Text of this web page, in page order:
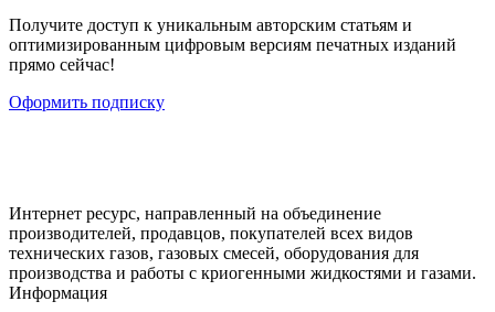
Получите доступ к уникальным авторским статьям и
оптимизированным цифровым версиям печатных изданий
прямо сейчас!
Оформить подписку
Интернет ресурс, направленный на объединение
производителей, продавцов, покупателей всех видов
технических газов, газовых смесей, оборудования для
производства и работы с криогенными жидкостями и газами.
Информация